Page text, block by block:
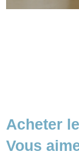
Acheter
Vous